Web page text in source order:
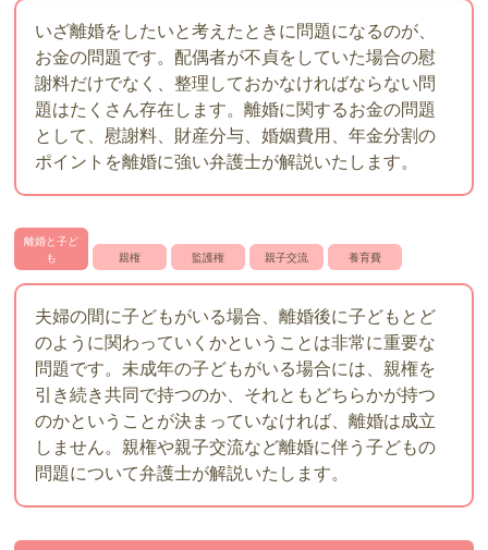
いざ離婚をしたいと考えたときに問題になるのが、
お金の問題です。配偶者が不貞をしていた場合の慰
謝料だけでなく、整理しておかなければならない問
題はたくさん存在します。離婚に関するお金の問題
として、慰謝料、財産分与、婚姻費用、年金分割の
ポイントを離婚に強い弁護士が解説いたします。
離婚と子ど
も
親権 監護権 親子交流 養育費
夫婦の間に子どもがいる場合、離婚後に子どもとど
のように関わっていくかということは非常に重要な
問題です。未成年の子どもがいる場合には、親権を
引き続き共同で持つのか、それともどちらかが持つ
のかということが決まっていなければ、離婚は成立
しません。親権や親子交流など離婚に伴う子どもの
問題について弁護士が解説いたします。